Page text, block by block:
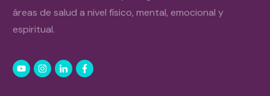
áreas de salud a nivel físico, mental, emocional y
espiritual.